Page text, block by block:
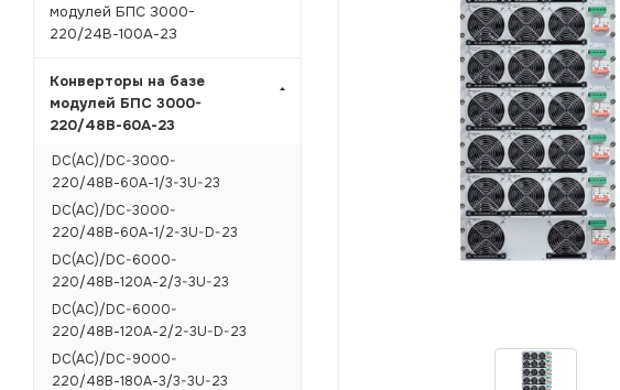
модулей БПС 3000-
220/24В-100А-23
Конверторы на базе
модулей БПС 3000-
220/48В-60А-23
DC(AC)/DC-3000-
220/48В-60А-1/3-3U-23
DC(AC)/DC-3000-
220/48В-60А-1/2-3U-D-23
DC(AC)/DC-6000-
220/48В-120А-2/3-3U-23
DC(AC)/DC-6000-
220/48В-120А-2/2-3U-D-23
DC(AC)/DC-9000-
220/48В-180А-3/3-3U-23